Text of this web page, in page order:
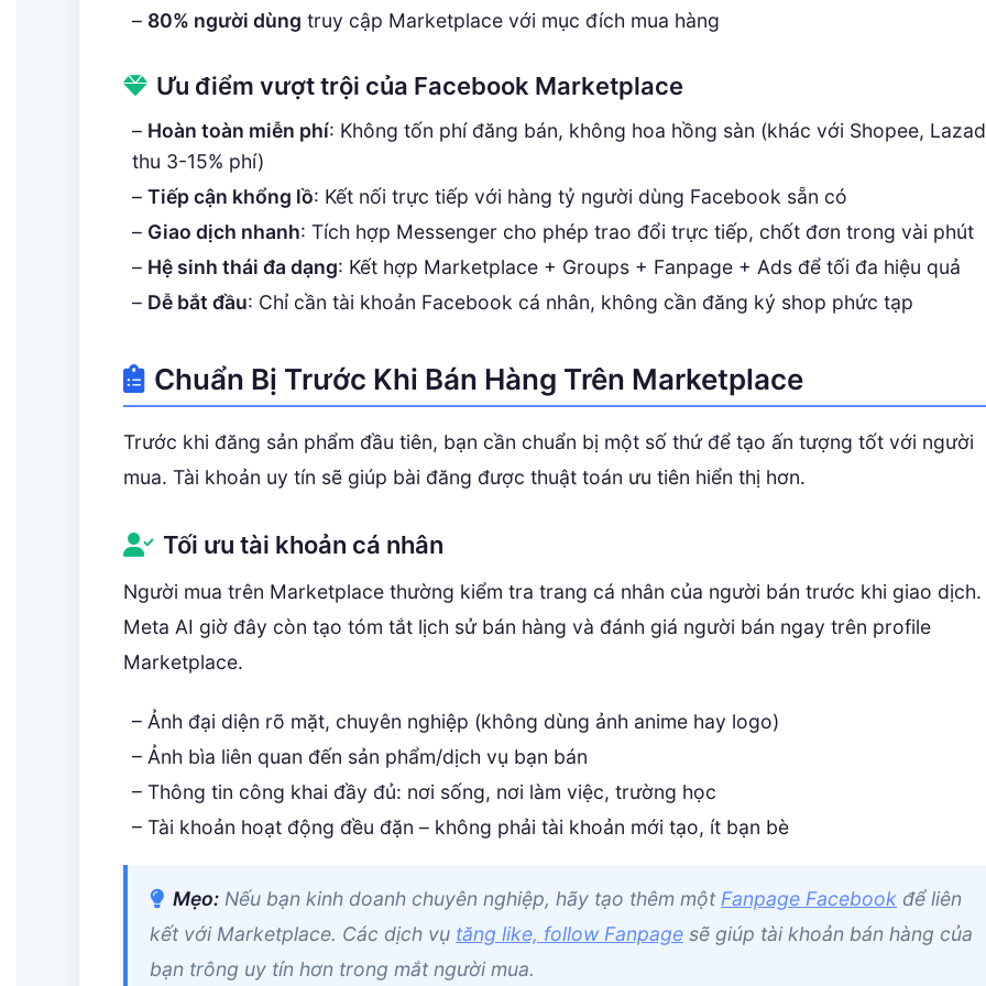
– 80% người dùng truy cập Marketplace với mục đích mua hàng
Ưu điểm vượt trội của Facebook Marketplace
– Hoàn toàn miễn phí: Không tốn phí đăng bán, không hoa hồng sàn (khác với Shopee,
thu 3-15% phí)
– Tiếp cận khổng lồ: Kết nối trực tiếp với hàng tỷ người dùng Facebook sẵn có
– Giao dịch nhanh: Tích hợp Messenger cho phép trao đổi trực tiếp, chốt đơn trong vài phút
– Hệ sinh thái đa dạng: Kết hợp Marketplace + Groups + Fanpage + Ads để tối đa hiệu quả
– Dễ bắt đầu: Chỉ cần tài khoản Facebook cá nhân, không cần đăng ký shop phức tạp
Chuẩn Bị Trước Khi Bán Hàng Trên Marketplace
Trước khi đăng sản phẩm đầu tiên, bạn cần chuẩn bị một số thứ để tạo ấn tượng tốt với người
mua. Tài khoản uy tín sẽ giúp bài đăng được thuật toán ưu tiên hiển thị hơn.
Tối ưu tài khoản cá nhân
Người mua trên Marketplace thường kiểm tra trang cá nhân của người bán trước khi giao dịch.
Meta AI giờ đây còn tạo tóm tắt lịch sử bán hàng và đánh giá người bán ngay trên profile
Marketplace.
– Ảnh đại diện rõ mặt, chuyên nghiệp (không dùng ảnh anime hay logo)
– Ảnh bìa liên quan đến sản phẩm/dịch vụ bạn bán
– Thông tin công khai đầy đủ: nơi sống, nơi làm việc, trường học
– Tài khoản hoạt động đều đặn – không phải tài khoản mới tạo, ít bạn bè
Mẹo: Nếu bạn kinh doanh chuyên nghiệp, hãy tạo thêm một Fanpage Facebook để liên
kết với Marketplace. Các dịch vụ tăng like, follow Fanpage sẽ giúp tài khoản bán hàng của
bạn trông uy tín hơn trong mắt người mua.